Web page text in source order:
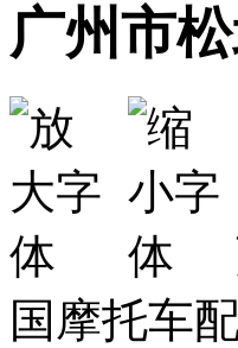
广州市
国摩托车